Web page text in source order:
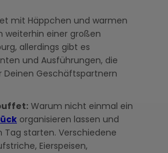
mit Häppchen und warmen
weiterhin einer großen
allerdings gibt es
und Ausführungen, die
Deinen Geschäftspartnern
Warum nicht einmal ein
organisieren lassen und
Tag starten. Verschiedene
Eierspeisen,